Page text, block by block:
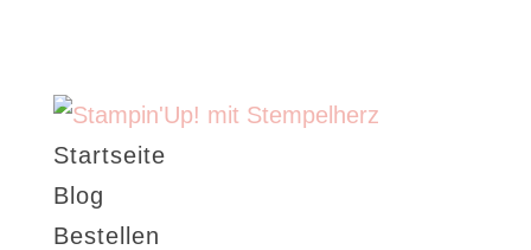
Startseite
Blog
Bestellen